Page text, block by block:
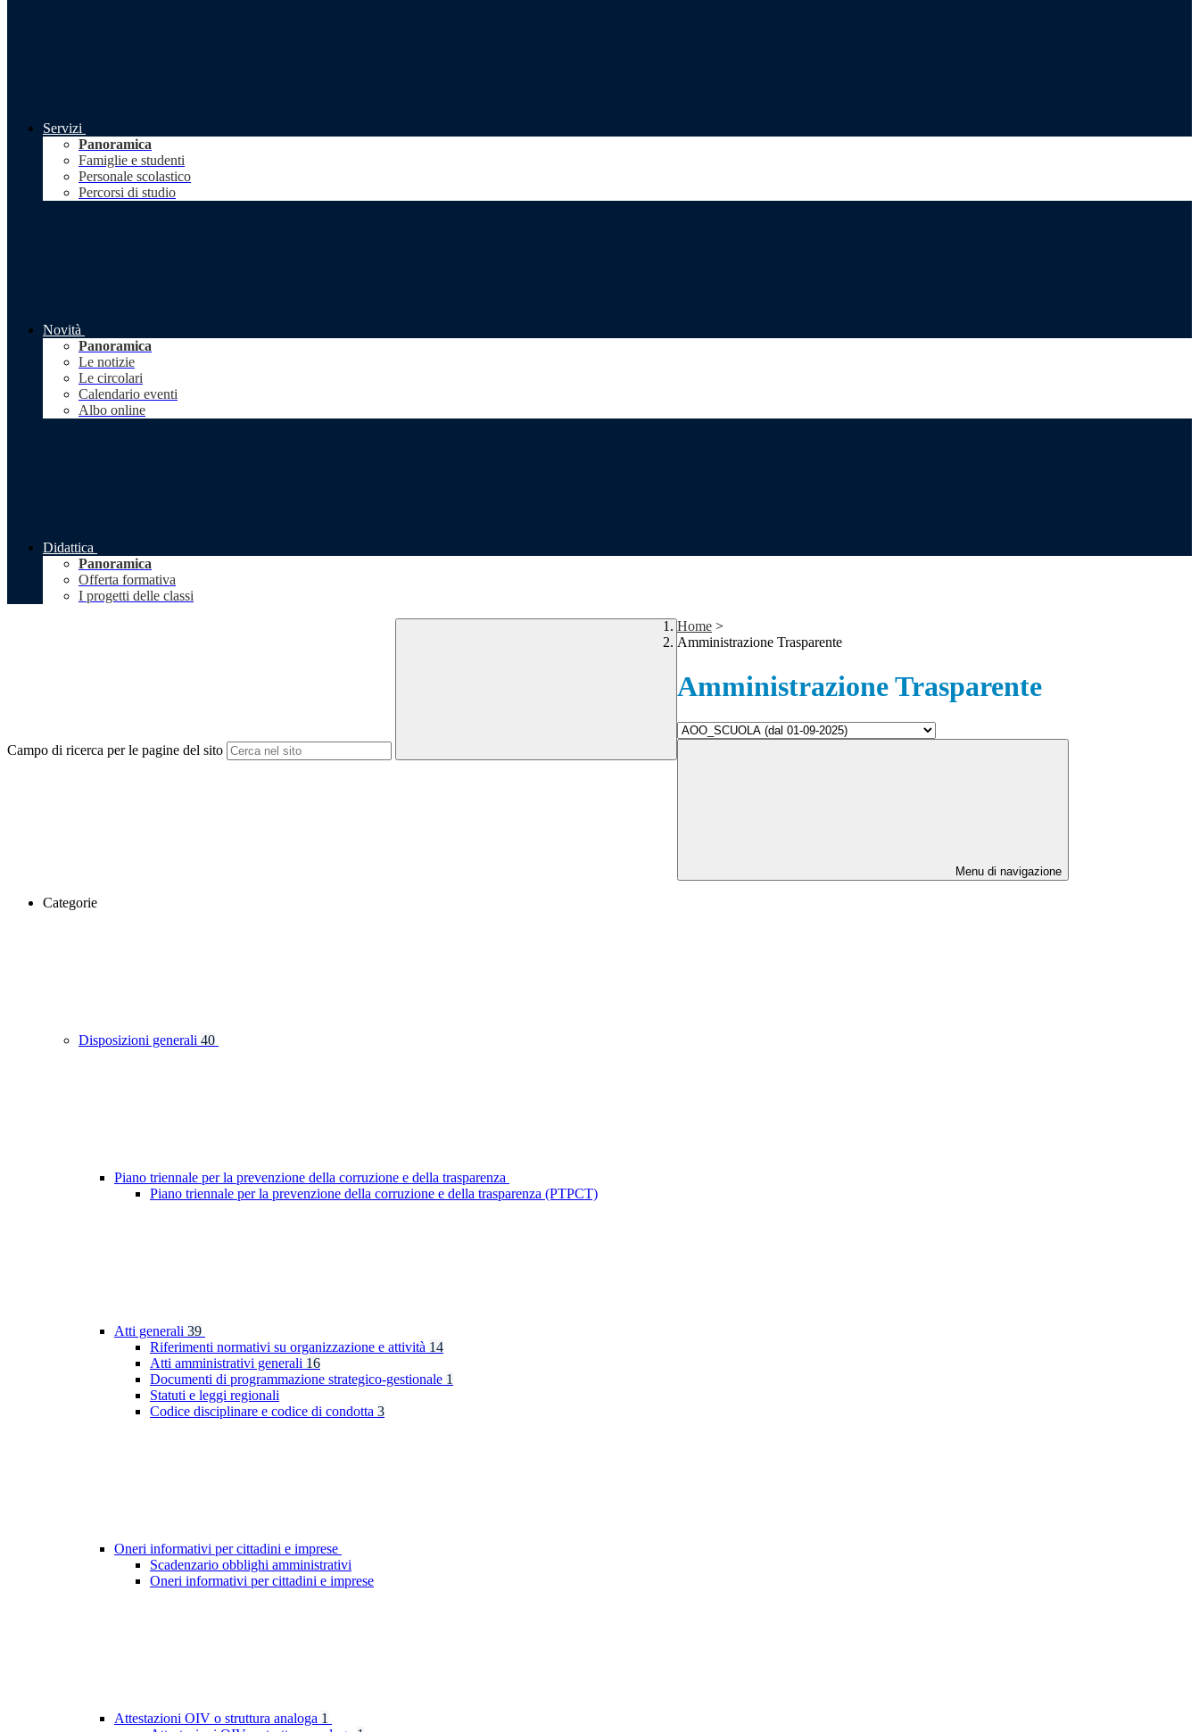
Servizi
Panoramica
Famiglie e studenti
Personale scolastico
Percorsi di studio
Novità
Panoramica
Le notizie
Le circolari
Calendario eventi
Albo online
Didattica
Panoramica
Offerta formativa
I progetti delle classi
Campo di ricerca per le pagine del sito
Home >
Amministrazione Trasparente
Amministrazione Trasparente
Menu di navigazione
Categorie
Disposizioni generali 40
Piano triennale per la prevenzione della corruzione e della trasparenza
Piano triennale per la prevenzione della corruzione e della trasparenza (PTPCT)
Atti generali 39
Riferimenti normativi su organizzazione e attività 14
Atti amministrativi generali 16
Documenti di programmazione strategico-gestionale 1
Statuti e leggi regionali
Codice disciplinare e codice di condotta 3
Oneri informativi per cittadini e imprese
Scadenzario obblighi amministrativi
Oneri informativi per cittadini e imprese
Attestazioni OIV o struttura analoga 1